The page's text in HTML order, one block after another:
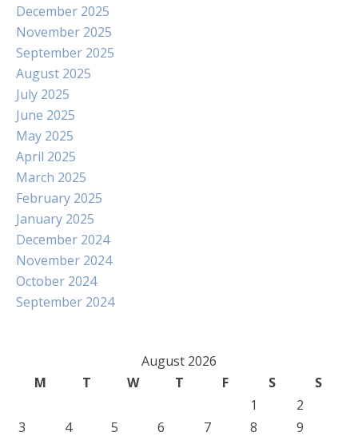
December 2025
November 2025
September 2025
August 2025
July 2025
June 2025
May 2025
April 2025
March 2025
February 2025
January 2025
December 2024
November 2024
October 2024
September 2024
August 2026
M
T W T F S
S
1
2
3
4 5 6 7 8
9